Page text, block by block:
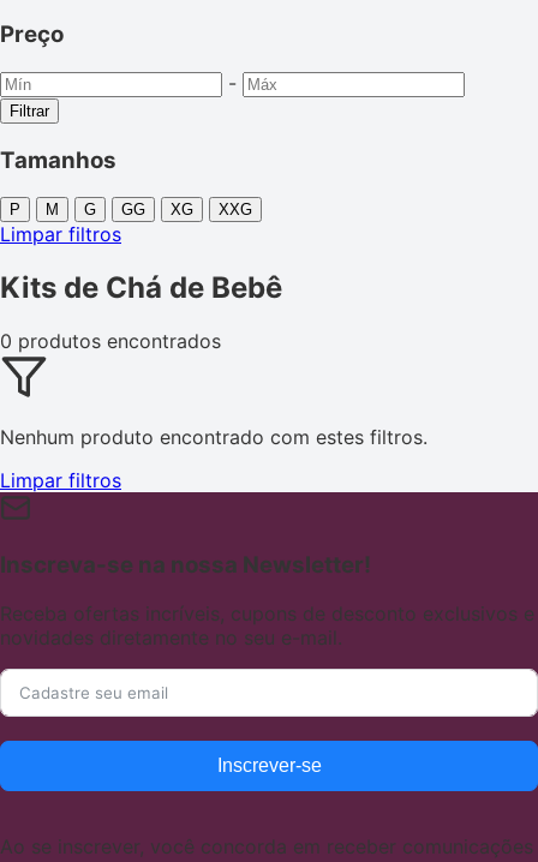
Preço
-
Filtrar
Tamanhos
P M G GG XG XXG
Limpar filtros
Kits de Chá de Bebê
0 produtos encontrados
Nenhum produto encontrado com estes filtros.
Limpar filtros
Inscreva-se na nossa Newsletter!
Receba ofertas incríveis, cupons de desconto exclusivos e
novidades diretamente no seu e-mail.
Inscrever-se
Ao se inscrever, você concorda em receber comunicações